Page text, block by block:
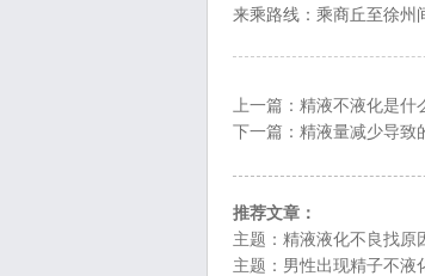
来乘路线：乘商丘至徐州
上一篇： 精液不液化是什
下一篇： 精液量减少导致
推荐文章：
主题： 精液液化不良找原
主题： 男性出现精子不液